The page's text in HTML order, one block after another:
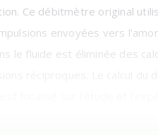
Ce débitmètre original
envoyées vers
le fluide est éliminée des